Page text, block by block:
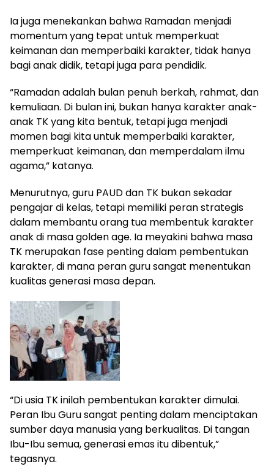
Ia juga menekankan bahwa Ramadan menjadi
momentum yang tepat untuk memperkuat
keimanan dan memperbaiki karakter, tidak hanya
bagi anak didik, tetapi juga para pendidik.
“Ramadan adalah bulan penuh berkah, rahmat, dan
kemuliaan. Di bulan ini, bukan hanya karakter anak-
anak TK yang kita bentuk, tetapi juga menjadi
momen bagi kita untuk memperbaiki karakter,
memperkuat keimanan, dan memperdalam ilmu
agama,” katanya.
Menurutnya, guru PAUD dan TK bukan sekadar
pengajar di kelas, tetapi memiliki peran strategis
dalam membantu orang tua membentuk karakter
anak di masa golden age. Ia meyakini bahwa masa
TK merupakan fase penting dalam pembentukan
karakter, di mana peran guru sangat menentukan
kualitas generasi masa depan.
“Di usia TK inilah pembentukan karakter dimulai.
Peran Ibu Guru sangat penting dalam menciptakan
sumber daya manusia yang berkualitas. Di tangan
Ibu-Ibu semua, generasi emas itu dibentuk,”
tegasnya.